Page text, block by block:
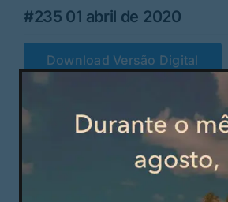
For:
#235 01 abril de 2020
Download Versão Digital